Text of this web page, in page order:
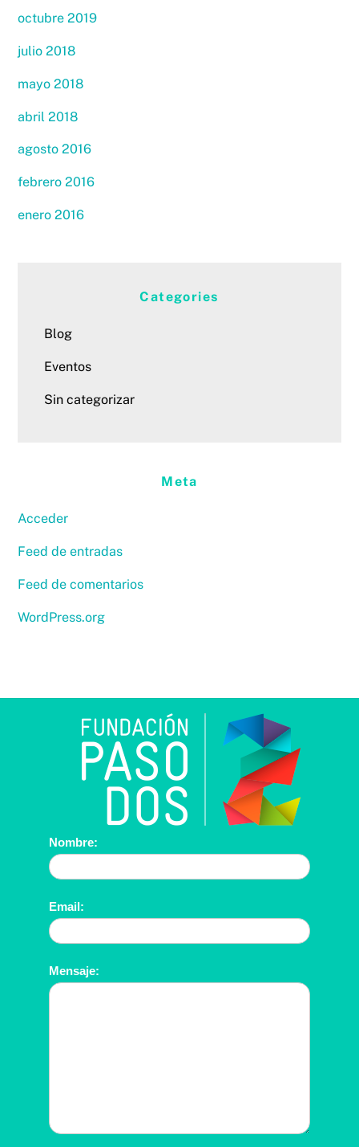
octubre 2019
julio 2018
mayo 2018
abril 2018
agosto 2016
febrero 2016
enero 2016
Categories
Blog
Eventos
Sin categorizar
Meta
Acceder
Feed de entradas
Feed de comentarios
WordPress.org
Contáctanos
Nombre:
Email:
Mensaje: